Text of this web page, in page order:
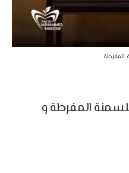
المفرطة
المفرطة و